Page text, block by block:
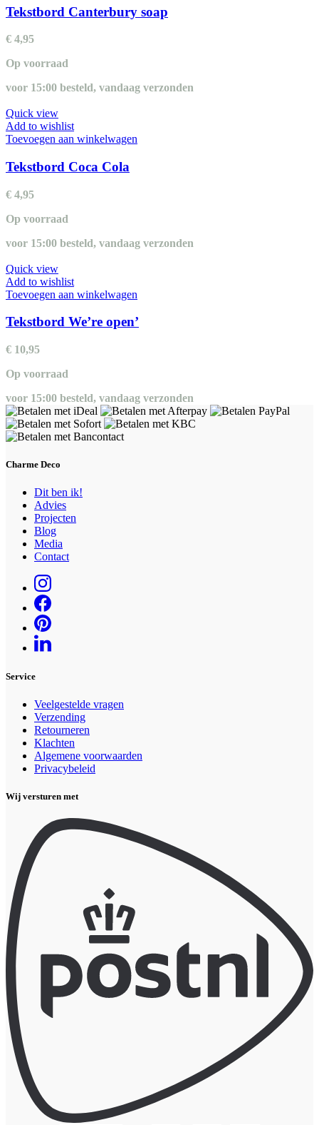
Tekstbord Canterbury soap
€ 4,95
Op voorraad
voor 15:00 besteld, vandaag verzonden
Quick view
Add to wishlist
Toevoegen aan winkelwagen
Tekstbord Coca Cola
€ 4,95
Op voorraad
voor 15:00 besteld, vandaag verzonden
Quick view
Add to wishlist
Toevoegen aan winkelwagen
Tekstbord We’re open’
€ 10,95
Op voorraad
voor 15:00 besteld, vandaag verzonden
Charme Deco
Dit ben ik!
Advies
Projecten
Blog
Media
Contact
Service
Veelgestelde vragen
Verzending
Retourneren
Klachten
Algemene voorwaarden
Privacybeleid
Wij versturen met